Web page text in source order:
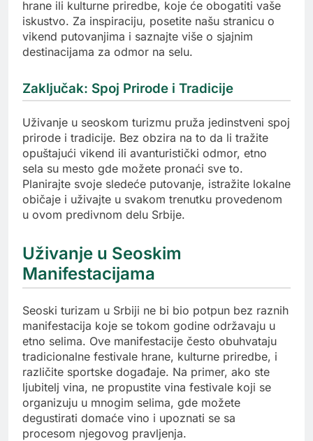
hrane ili kulturne priredbe, koje će obogatiti vaše
iskustvo. Za inspiraciju, posetite našu stranicu o
vikend putovanjima i saznajte više o sjajnim
destinacijama za odmor na selu.
Zaključak: Spoj Prirode i Tradicije
Uživanje u seoskom turizmu pruža jedinstveni spoj
prirode i tradicije. Bez obzira na to da li tražite
opuštajući vikend ili avanturistički odmor, etno
sela su mesto gde možete pronaći sve to.
Planirajte svoje sledeće putovanje, istražite lokalne
običaje i uživajte u svakom trenutku provedenom
u ovom predivnom delu Srbije.
Uživanje u Seoskim
Manifestacijama
Seoski turizam u Srbiji ne bi bio potpun bez raznih
manifestacija koje se tokom godine održavaju u
etno selima. Ove manifestacije često obuhvataju
tradicionalne festivale hrane, kulturne priredbe, i
različite sportske događaje. Na primer, ako ste
ljubitelj vina, ne propustite vina festivale koji se
organizuju u mnogim selima, gde možete
degustirati domaće vino i upoznati se sa
procesom njegovog pravljenja.